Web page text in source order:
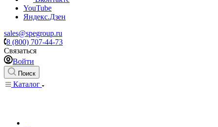
YouTube
Яндекс.Дзен
sales@spegroup.ru
8 (800) 707-44-73
Связаться
Войти
Поиск
Каталог